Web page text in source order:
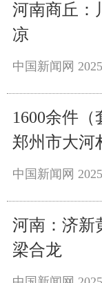
河南商丘：
凉
中国新闻网
1600余件
郑州市大河
中国新闻网
河南：济新
梁合龙